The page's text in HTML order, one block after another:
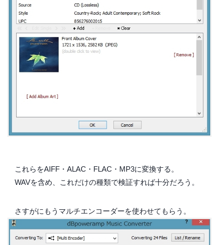
これらをAIFF・ALAC・FLAC・MP3に変換する。
WAVを含め、これだけの種類で検証すれば十分だろう。
さすがにもうマルチエンコーダーを使わせてもらう。